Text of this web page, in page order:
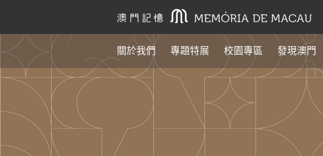
關於我們 專題特展 校園專區 發現澳門